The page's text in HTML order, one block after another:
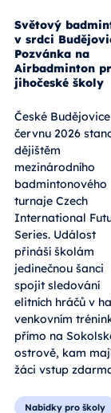
Světový
v srdci
Pozvánka na
Airbadminton
jihočeské školy
České
červnu 2026
dějištěm
mezinárodního
badmintonového
turnaje Czech
International
Series. Událost
přináší školám
jedinečnou šanci
spojit sledování
elitních hráčů v
venkovním
přímo na
ostrově, kam
žáci vstup
Nabídky pro školy